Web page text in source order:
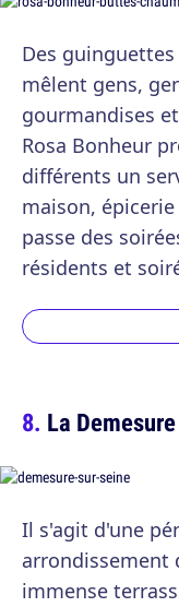
Des
mêlent gens,
gourmandises
Rosa Bonheur
différents un
maison,
passe des
résidents et
La
Il s'agit d'une
arrondissement
immense